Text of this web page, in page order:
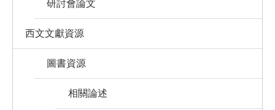
研討會論文
西文文獻資源
圖書資源
相關論述